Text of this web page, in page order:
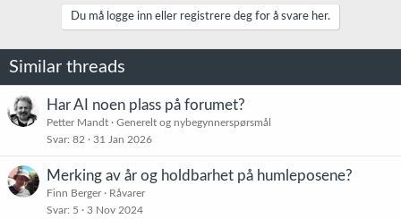
Du må logge inn eller registrere deg for å svare her.
Similar threads
Har AI noen plass på forumet?
Petter Mandt
Generelt og nybegynnerspørsmål
Svar 82 31 Jan 2026
Merking av år og holdbarhet på humleposene?
Finn Berger
Råvarer
Svar 5 3 Nov 2024